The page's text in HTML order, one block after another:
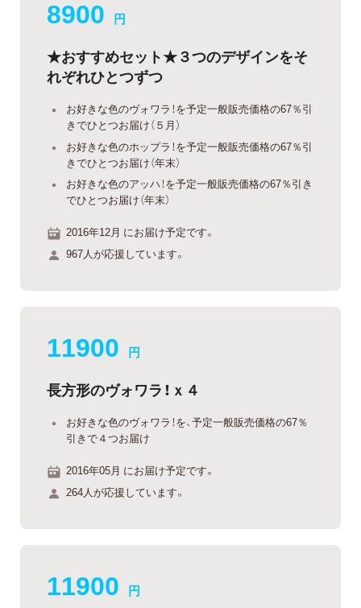
8900 円
★おすすめセット★３つのデザインをそ
れぞれひとつずつ
お好きな色のヴォワラ！を予定一般販売価格の67％引
きでひとつお届け（５月）
お好きな色のホップラ！を予定一般販売価格の67％引
きでひとつお届け（年末）
お好きな色のアッハ！を予定一般販売価格の67％引き
でひとつお届け（年末）
2016年12月 にお届け予定です。
967人が応援しています。
11900 円
長方形のヴォワラ！ｘ４
お好きな色のヴォワラ！を、予定一般販売価格の67％
引きで４つお届け
2016年05月 にお届け予定です。
264人が応援しています。
11900 円